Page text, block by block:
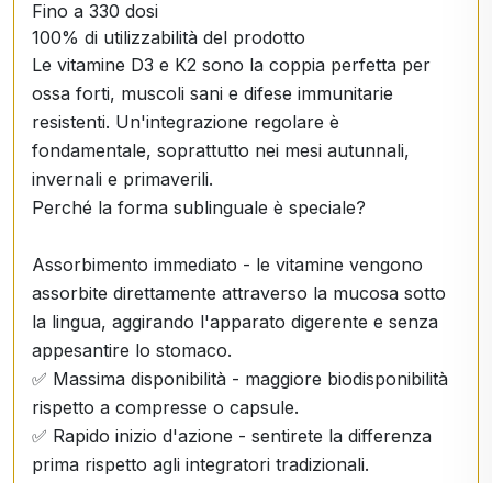
Fino a 330 dosi
100% di utilizzabilità del prodotto
Le vitamine D3 e K2 sono la coppia perfetta per
ossa forti, muscoli sani e difese immunitarie
resistenti. Un'integrazione regolare è
fondamentale, soprattutto nei mesi autunnali,
invernali e primaverili.
Perché la forma sublinguale è speciale?
Assorbimento immediato - le vitamine vengono
assorbite direttamente attraverso la mucosa sotto
la lingua, aggirando l'apparato digerente e senza
appesantire lo stomaco.
✅ Massima disponibilità - maggiore biodisponibilità
rispetto a compresse o capsule.
✅ Rapido inizio d'azione - sentirete la differenza
prima rispetto agli integratori tradizionali.